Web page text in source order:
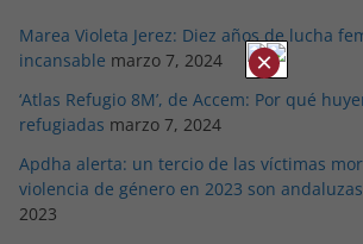
Marea Violeta Jerez: Diez años de lucha
incansable marzo 7, 2024
‘Atlas Refugio 8M’, de Accem: Por qué
refugiadas marzo 7, 2024
Apdha alerta: un tercio de las víctimas
violencia de género en 2023 son andaluzas
2023
×